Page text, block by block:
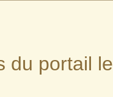
du portail